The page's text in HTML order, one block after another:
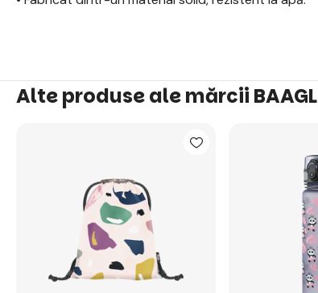
Alte produse ale mărcii BAAGL